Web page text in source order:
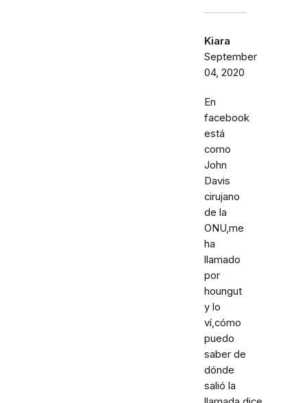
Kiara
September
04, 2020
En
facebook
está
como
John
Davis
cirujano
de la
ONU,me
ha
llamado
por
houngut
y lo
ví,cómo
puedo
saber de
dónde
salió la